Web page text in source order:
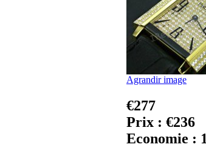
Agrandir image
€277
Prix : €236
Economie :